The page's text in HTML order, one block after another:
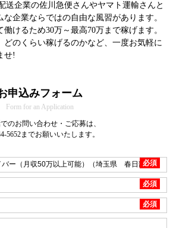
送企業の佐川急便さんやヤマト運輸さんと
企業ならではの自由な風習があります。
けるため30万～最高70万まで稼げます。
どのくらい稼げるのかなど、一度お気軽に
せ!
申込みフォーム
Form for an Application
のお問い合わせ・ご応募は、
5652までお願いいたします。
必須
必須
必須